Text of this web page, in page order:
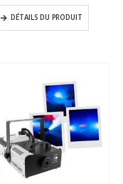
DÉTAILS DU PRODUIT